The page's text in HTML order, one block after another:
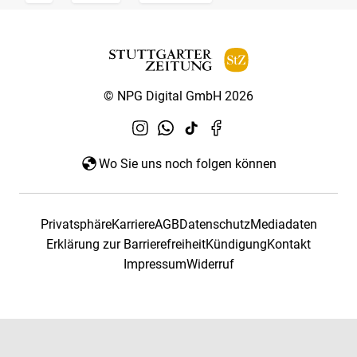
© NPG Digital GmbH 2026
Wo Sie uns noch folgen können
PrivatsphäreKarriereAGBDatenschutzMediadaten
Erklärung zur BarrierefreiheitKündigungKontakt
ImpressumWiderruf